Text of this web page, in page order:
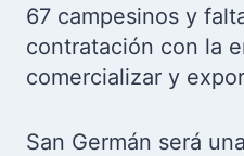
67 campesinos y
contratación con la
comercializar y
San Germán será